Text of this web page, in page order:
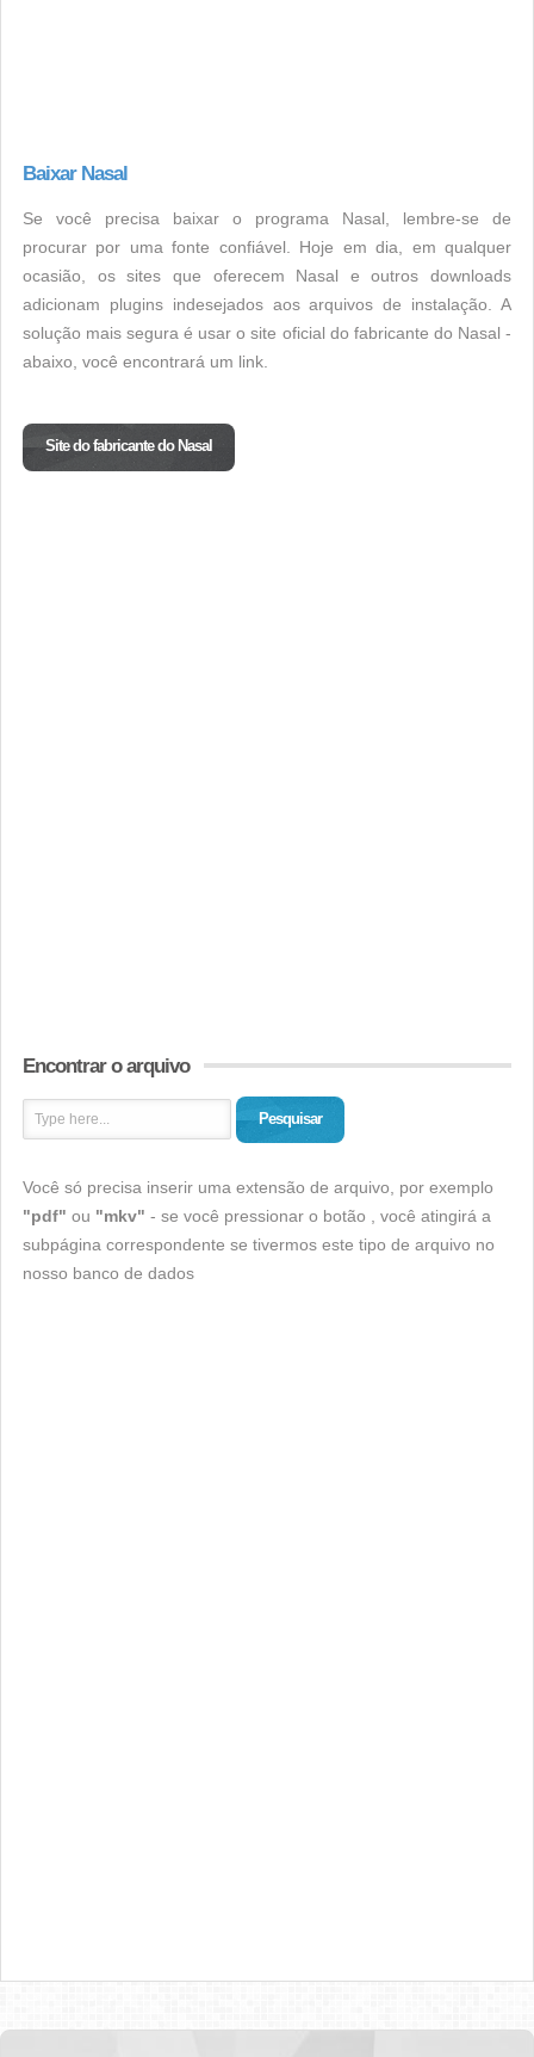
Baixar Nasal
Se você precisa baixar o programa Nasal, lembre-se de
procurar por uma fonte confiável. Hoje em dia, em qualquer
ocasião, os sites que oferecem Nasal e outros downloads
adicionam plugins indesejados aos arquivos de instalação. A
solução mais segura é usar o site oficial do fabricante do Nasal -
abaixo, você encontrará um link.
Site do fabricante do Nasal
Encontrar o arquivo
Pesquisar
Você só precisa inserir uma extensão de arquivo, por exemplo
"pdf" ou "mkv" - se você pressionar o botão , você atingirá a
subpágina correspondente se tivermos este tipo de arquivo no
nosso banco de dados